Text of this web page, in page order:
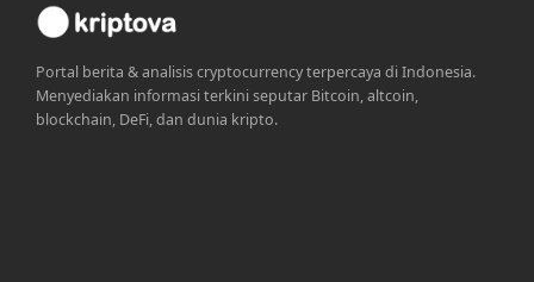
Portal berita & analisis cryptocurrency terpercaya di Indonesia.
Menyediakan informasi terkini seputar Bitcoin, altcoin,
blockchain, DeFi, dan dunia kripto.